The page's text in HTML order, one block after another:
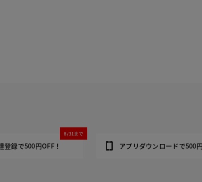
登録で500円OFF！
8/31まで
アプリダウンロードで500